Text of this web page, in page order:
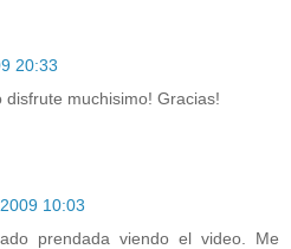
20:33
disfrute muchisimo! Gracias!
10:03
prendada viendo el video. Me